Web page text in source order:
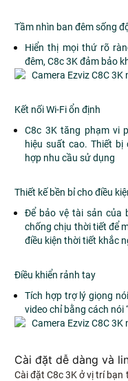
Tầm nhìn ban đêm sống
Hiển thị mọi thứ rõ
đêm, C8c 3K đảm bảo
Kết nối Wi-Fi ổn định
C8c 3K tăng phạm vi
hiệu suất cao. Thiết bị
hợp nhu cầu sử dụng
Thiết kế bền bỉ cho điều
Để bảo vệ tài sản của
chống chịu thời tiết để
điều kiện thời tiết khắc
Điều khiển rảnh tay
Tích hợp trợ lý giọng
video chỉ bằng cách nói
Cài đặt dễ dàng và
Cài đặt C8c 3K ở vị trí